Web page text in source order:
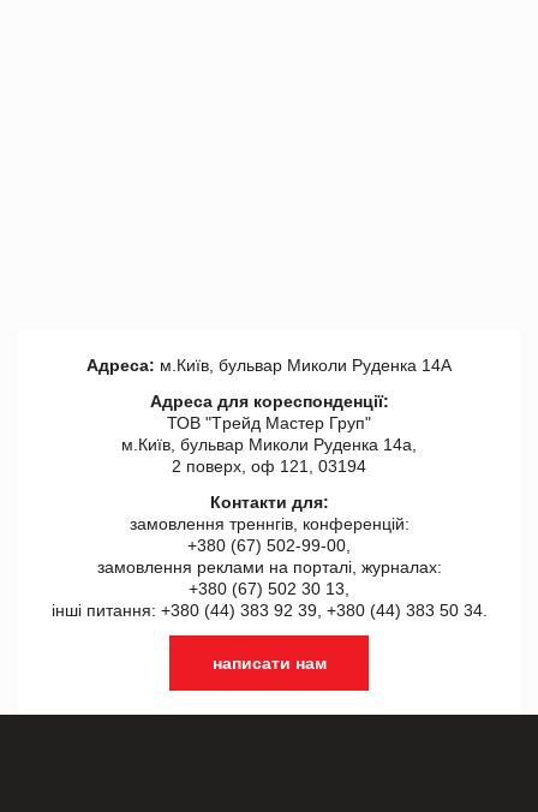
Адреса: м.Київ, бульвар Миколи Руденка 14А
Адреса для кореспонденції:
ТОВ "Tрейд Мастер Груп"
м.Київ, бульвар Миколи Руденка 14а,
2 поверх, оф 121, 03194
Контакти для:
замовлення треннгів, конференцій:
+380 (67) 502-99-00,
замовлення реклами на порталі, журналах:
+380 (67) 502 30 13,
інші питання: +380 (44) 383 92 39, +380 (44) 383 50 34.
написати нам